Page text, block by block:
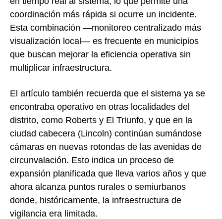
coordinación más rápida si ocurre un incidente.
Esta combinación —monitoreo centralizado más
visualización local— es frecuente en municipios
que buscan mejorar la eficiencia operativa sin
multiplicar infraestructura.
El artículo también recuerda que el sistema ya se
encontraba operativo en otras localidades del
distrito, como Roberts y El Triunfo, y que en la
ciudad cabecera (Lincoln) continúan sumándose
cámaras en nuevas rotondas de las avenidas de
circunvalación. Esto indica un proceso de
expansión planificada que lleva varios años y que
ahora alcanza puntos rurales o semiurbanos
donde, históricamente, la infraestructura de
vigilancia era limitada.